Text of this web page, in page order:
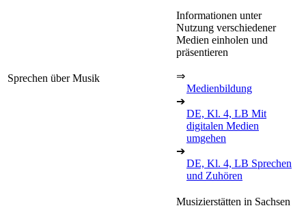
Sprechen über Musik
Informationen unter
Nutzung verschiedener
Medien einholen und
präsentieren
⇒
Medienbildung
➔
DE, Kl. 4, LB Mit
digitalen Medien
umgehen
➔
DE, Kl. 4, LB Sprechen
und Zuhören
Musizierstätten in Sachsen